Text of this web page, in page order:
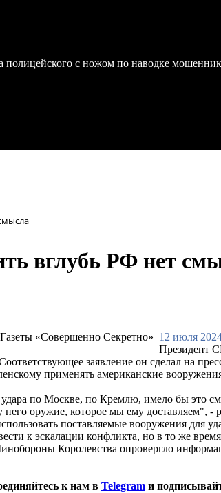
полицейского с ножом по наводке
вглубь РФ нет
12 июля
Президент
заявление он сделал на
применять американские
по Москве, по Кремлю, имело бы это
оружие, которое мы ему доставляем", -
поставляемые вооружения для
к эскалации конфликта, но в то же
Королевства опровергло
к нам в Telegram и